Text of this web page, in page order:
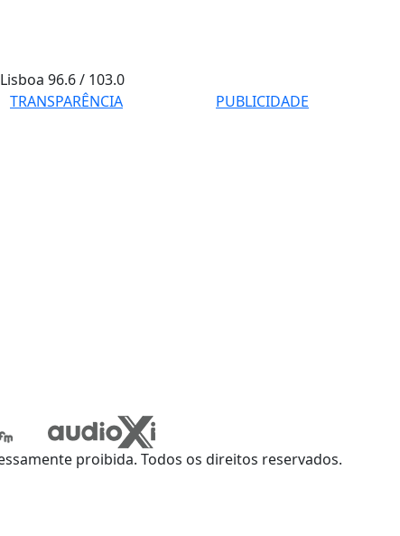
Lisboa96.6 / 103.0
TRANSPARÊNCIA
PUBLICIDADE
proibida. Todos os direitos reservados.